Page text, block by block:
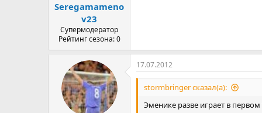
Seregamameno
v23
Супермодератор
Рейтинг сезона: 0
17.07.2012
stormbringer сказал(а):
Эменике разве играет в